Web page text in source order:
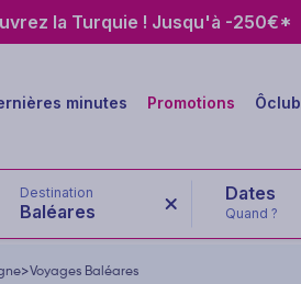
la Turquie ! Jusqu'à -250€*
minutes Promotions Ôclub
Destination
Baléares Quand ?
>Voyages Baléares